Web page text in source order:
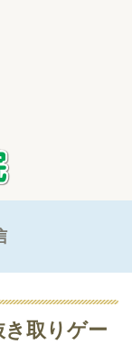
取りゲー